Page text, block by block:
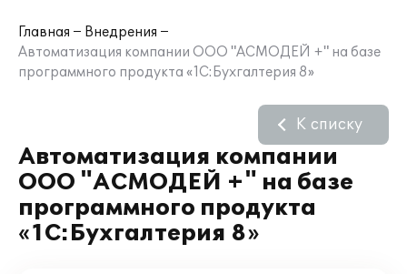
Главная
Внедрения
Автоматизация компании ООО "АСМОДЕЙ +" на базе
программного продукта «1С:Бухгалтерия 8»
Автоматизация компании
ООО "АСМОДЕЙ +" на базе
программного продукта
«1С:Бухгалтерия 8»
К списку